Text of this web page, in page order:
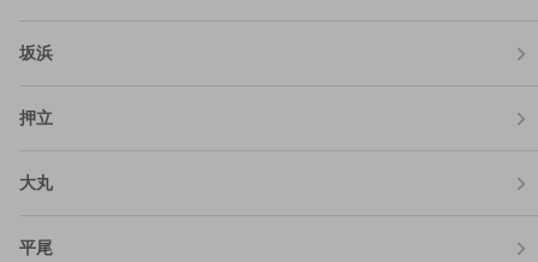
坂浜
押立
大丸
平尾